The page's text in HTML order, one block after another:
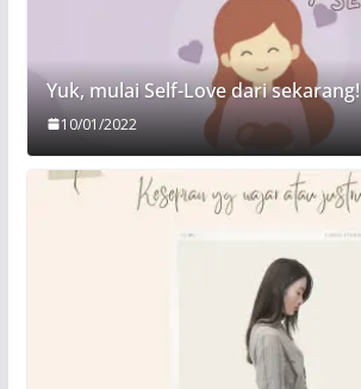
Yuk, mulai Self-Love dari sekarang!
10/01/2022